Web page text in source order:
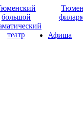
большой
театр
Афиша